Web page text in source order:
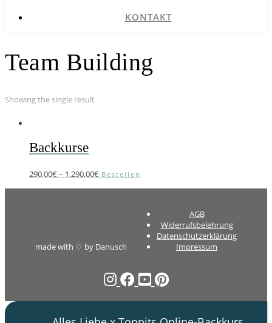
KONTAKT
Team Building
Showing the single result
Backkurse
290,00€– 1.290,00€ Bestellen
made with ♡ by Danusch
AGB
Widerrufsbelehrung
Datenschutzerklärung
Impressum